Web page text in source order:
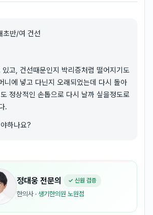
초반/여 건선
고, 건선때문인지 박리증처럼 떨어지기도
니에 넣고 다닌지 오래되었는데 다시 돌아
정상적인 손톱으로 다시 날까 싶을정도로
.
하나요?
정대웅 전문의 ✓ 신원 검증
한의사 · 생기한의원 노원점